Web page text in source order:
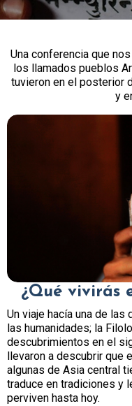
Una conferencia que
los llamados pueblos
tuvieron en el posterior
y
¿Qué vivirás
Un viaje hacía una de
las humanidades; la
descubrimientos en el
llevaron a descubrir que
algunas de Asia central
traduce en tradiciones y
perviven hasta hoy.